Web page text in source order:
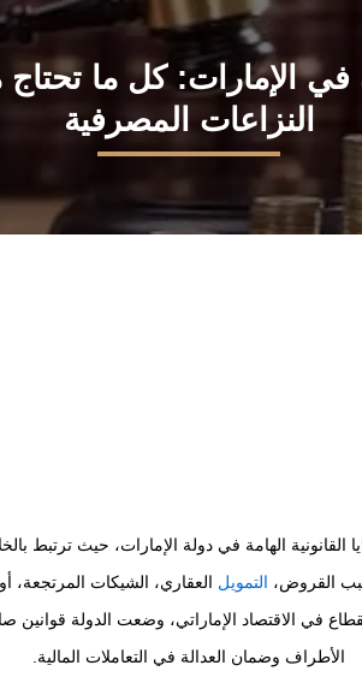
في الإمارات: كل ما
النزاعات المصرفية
القانونية الهامة في دولة الإمارات، حيث ترتبط
القروض، التمويل العقاري، الشيكات المرتجعة،
في الاقتصاد الإماراتي، وضعت الدولة
الأطراف وضمان العدالة في التعاملات المالية.